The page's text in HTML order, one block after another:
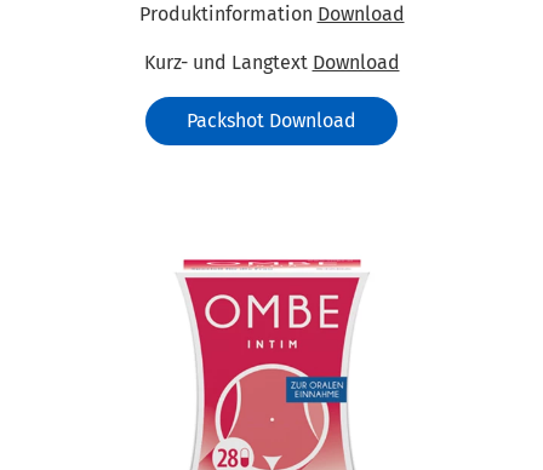
Produktinformation Download
Kurz- und Langtext Download
Packshot Download